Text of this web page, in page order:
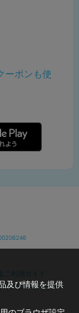
ーポンも使
ご利用ガイド
イバシーポリシー
及び情報を提供